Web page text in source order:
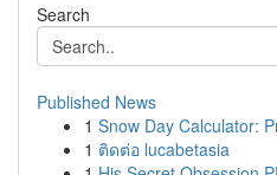
Search
Published News
1 Snow Day Calculator:
1 ติดต่อ lucabetasia